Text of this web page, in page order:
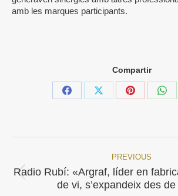
amb les marques participants.
Compartir
Share
Share
Share
Post
navigation
PREVIOUS
Previous
post:
Radio Rubí: «Argraf, líder en
de vi, s’expandeix des